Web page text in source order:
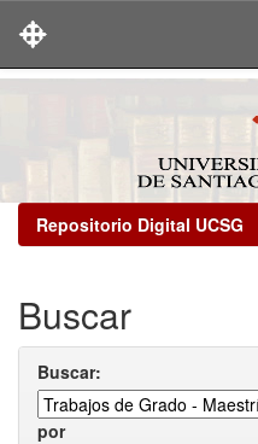
Repositorio Digital UCSG
Buscar
Buscar:
por